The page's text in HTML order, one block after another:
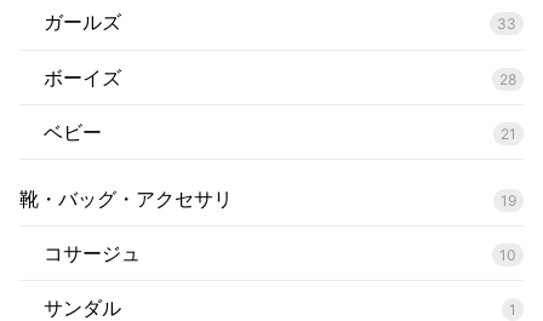
ガールズ 33
ボーイズ 28
ベビー 21
靴・バッグ・アクセサリ 19
コサージュ 10
サンダル 1